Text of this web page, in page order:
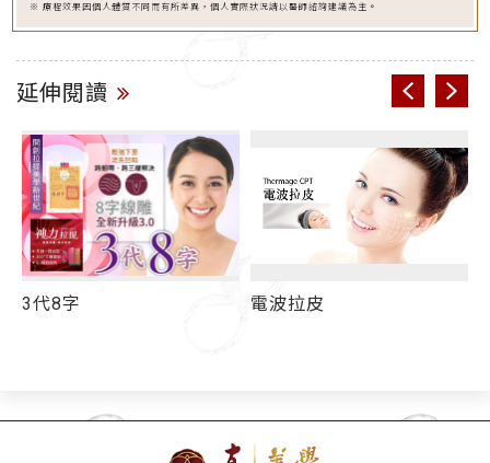
※ 療程效果因個人體質不同而有所差異，個人實際狀況請以醫師諮詢建議為主。
延伸閱讀
3代8字 電波拉皮